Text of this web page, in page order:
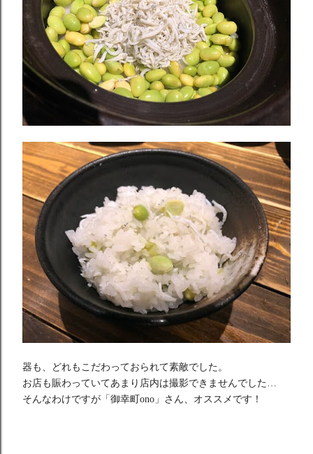
器も、どれもこだわっておられて素敵でした。
お店も賑わっていてあまり店内は撮影できませんでした…
そんなわけですが「御幸町ono」さん、オススメです！